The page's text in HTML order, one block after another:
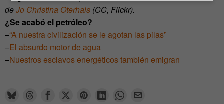
deJo Christina Oterhals (CC, Flickr).
¿Se acabó el petróleo?
–“A nuestra civilización se le agotan las pilas”
–El absurdo motor de agua
–Nuestros esclavos energéticos también emigran